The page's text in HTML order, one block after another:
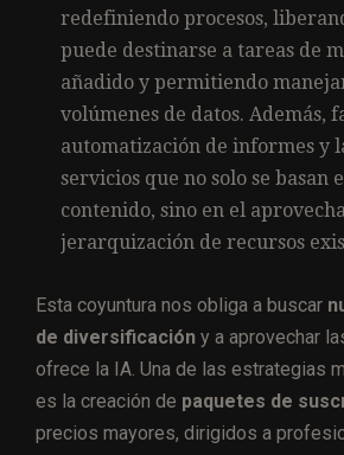
redefiniendo procesos,
puede destinarse a tareas de
añadido y permitiendo
volúmenes de datos. Además,
automatización de informes y
servicios que no solo se basan
contenido, sino en el
jerarquización de recursos
Esta coyuntura nos obliga a buscar
de diversificación y a aprovechar
ofrece la IA. Una de las estrategias
es la creación de paquetes de
precios mayores, dirigidos a